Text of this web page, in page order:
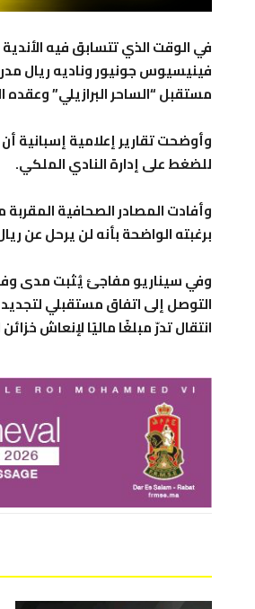
في الوقت الذي تتسابق فيه
فينيسيوس جونيور وناديه ريال
مستقبل “الساحر البرازيلي” وعقده
وأوضحت تقارير إعلامية إسبانية
للضغط على إدارة النادي الملكي.
وأفادت المصادر الصحافية المقربة
برغبته الواضحة بأنه لن يرحل عن ريال
وفي سيناريو مفاجئ يُثبت مدى
التوصل إلى اتفاق مستقبلي
انتقال تدرّ مبلغًا ماليًا لإنعاش